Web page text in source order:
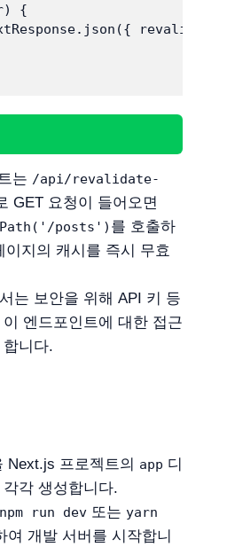
{
는 /api/revalidate-
GET 요청이 들어오면
posts') 를 호출하
이지의 캐시를 즉시 무효
는 보안을 위해 API 키 등
엔드포인트에 대한 접근
니다.
Next.js 프로젝트의 app 디
각 생성합니다.
npm run dev 또는 yarn
여 개발 서버를 시작합니